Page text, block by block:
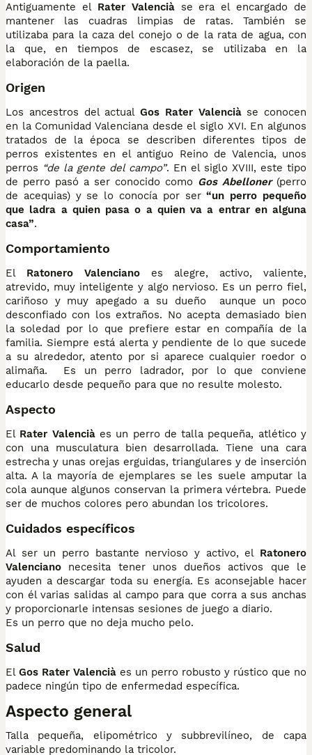
Antiguamente el Rater Valenciàse era el encargado de
mantener las cuadras limpias de ratas. También se
utilizaba para la caza del conejo o de la rata de agua, con
la que, en tiempos de escasez, se utilizaba en la
elaboración de la paella.
Origen
Los ancestros del actual Gos Rater Valenciàse conocen
en la Comunidad Valenciana desde el siglo XVI. En algunos
tratados de la época se describen diferentes tipos de
perros existentes en el antiguo Reino de Valencia, unos
perros “de la gente del campo”. En el siglo XVIII, este tipo
de perro pasó a ser conocido como Gos Abelloner(perro
de acequias) y se lo conocía por ser“un perro pequeño
que ladra a quien pasa o a quien va a entrar en alguna
casa”.
Comportamiento
El Ratonero Valenciano es alegre, activo, valiente,
atrevido, muy inteligente y algo nervioso. Es un perro fiel,
cariñoso y muy apegado a su dueño aunque un poco
desconfiado con los extraños. No acepta demasiado bien
la soledad por lo que prefiere estar en compañía de la
familia. Siempre está alerta y pendiente de lo que sucede
a su alrededor, atento por si aparece cualquier roedor o
alimaña. Es un perro ladrador, por lo que conviene
educarlo desde pequeño para que no resulte molesto.
Aspecto
El Rater Valenciàes un perro de talla pequeña, atlético y
con una musculatura bien desarrollada. Tiene una cara
estrecha y unas orejas erguidas, triangulares y de inserción
alta. A la mayoría de ejemplares se les suele amputar la
cola aunque algunos conservan la primera vértebra. Puede
ser de muchos colores pero abundan los tricolores.
Cuidados específicos
Al ser un perro bastante nervioso y activo, el Ratonero
Valenciano necesita tener unos dueños activos que le
ayuden a descargar toda su energía. Es aconsejable hacer
con él varias salidas al campo para que corra a sus anchas
y proporcionarle intensas sesiones de juego a diario.
Es un perro que no deja mucho pelo.
Salud
El Gos Rater Valencià es un perro robusto y rústico que no
padece ningún tipo de enfermedad específica.
Aspecto general
Talla pequeña, elipométrico y subbrevilíneo, de capa
variable predominando la tricolor.